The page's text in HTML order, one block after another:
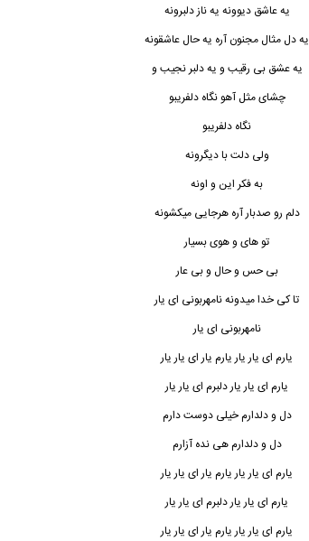
یه عاشق دیوونه یه ناز دلبرونه
یه دل مثال مجنون آره یه حال عاشقونه
یه عشق بی رقیب و یه دلبر نجیب و
چشای مثل آهو نگاه دلفریبو
نگاه دلفریبو
ولی دلت با دیگرونه
به فکر این و اونه
دلم رو صدبار آره هرجایی میکشونه
تو های و هوی بسیار
بی حس و حال و بی عار
تا کی خدا میدونه نامهربونی ای یار
نامهربونی ای یار
یارم ای یار یار یارم یار ای یار یار
یارم ای یار یار دلبرم ای یار یار
دل و دلدارم خیلی دوست دارم
دل و دلدارم هی نده آزارم
یارم ای یار یار یارم یار ای یار یار
یارم ای یار یار دلبرم ای یار یار
یارم ای یار یار یارم یار ای یار یار